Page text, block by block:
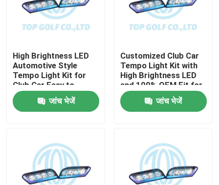
उत्पादों
High Brightness LED
Automotive Style
Tempo Light Kit for
Club Car Easy to
Install Golf Cart LED
Light Kit जांच भेजें
Customized Club Car
Tempo Light Kit with
High Brightness LED
and 100% OEM Fit for
Golf Cart
जांच भेजें